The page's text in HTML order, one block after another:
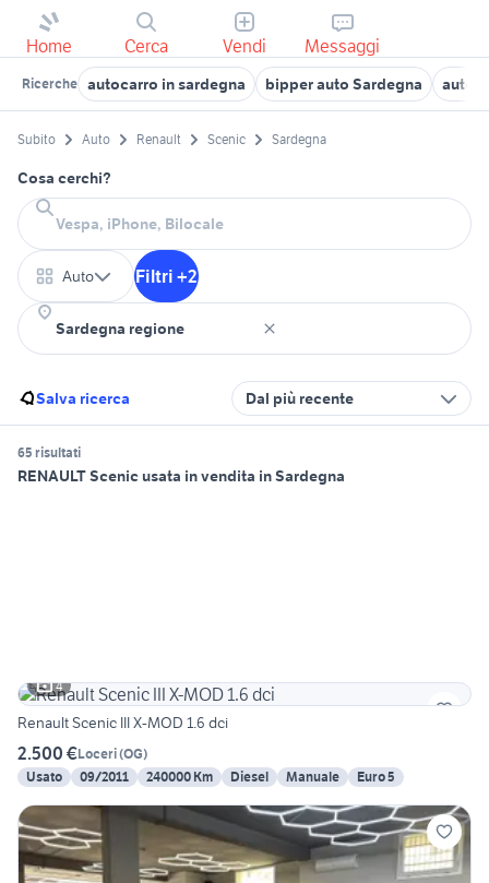
Home Cerca Vendi Messaggi
Ricerche autocarro in sardegna bipper auto Sardegna auto
Subito Auto Renault Scenic Sardegna
Cosa cerchi?
Auto Filtri +2
Salva ricerca Dal più recente
65 risultati
RENAULT Scenic usata in vendita in Sardegna
4
Renault Scenic III X-MOD 1.6 dci
2.500 €Loceri(OG)
Usato
09/2011 240000 Km Diesel Manuale Euro 5